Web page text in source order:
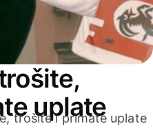
uplate
trošite i primate uplate